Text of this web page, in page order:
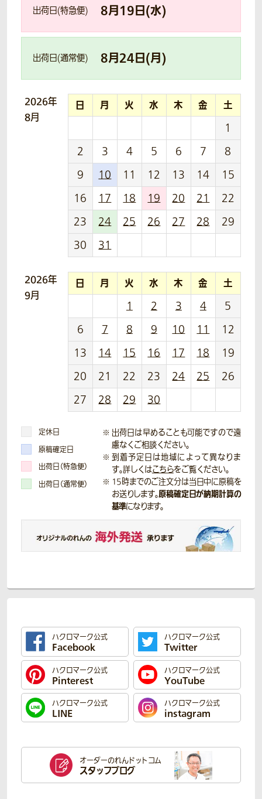
出荷日(特急便) 8月19日(水)
出荷日(通常便) 8月24日(月)
2026年
8月
日 月 火 水 木 金 土
1
2
3 4 5 6 7
8
9
10 11 12 13 14
15
16
17 18 19 20 21
22
23
24 25 26 27 28
29
30
31
2026年
9月
日 月 火 水 木 金 土
1 2 3 4
5
6
7 8 9 10 11
12
13
14 15 16 17 18
19
20
21 22 23 24 25
26
27
28 29 30
定休日
原稿確定日
出荷日（特急便）
出荷日（通常便）
出荷日は早めることも可能ですので遠
慮なくご相談ください。
到着予定日は地域によって異なりま
す。詳しくはこちらをご覧ください。
15時までのご注文分は当日中に原稿を
お送りします。原稿確定日が納期計算の
基準になります。
ハクロマーク公式
Facebook
ハクロマーク公式
Twitter
ハクロマーク公式
Pinterest
ハクロマーク公式
YouTube
ハクロマーク公式
LINE
ハクロマーク公式
instagram
オーダーのれんドットコム
スタッフブログ